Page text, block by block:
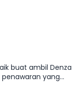
buat ambil Denza
yang